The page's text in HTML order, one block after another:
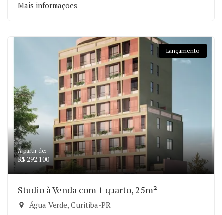
Mais informações
Lançamento
A partir de:
R$ 292.100
Studio à Venda com 1 quarto, 25m²
Água Verde, Curitiba-PR